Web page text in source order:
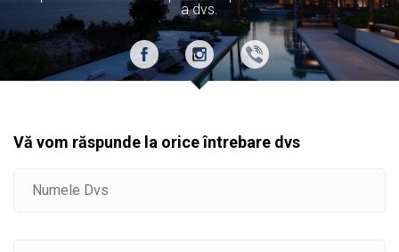
a dvs.
Vă vom răspunde la orice întrebare dvs